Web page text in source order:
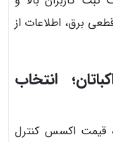
برق، اطلاعات از
انتخاب
قیمت اکسس کنترل